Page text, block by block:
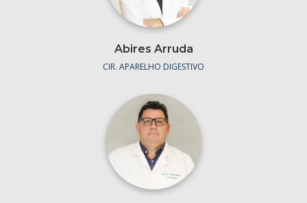
Abires Arruda
CIR. APARELHO DIGESTIVO